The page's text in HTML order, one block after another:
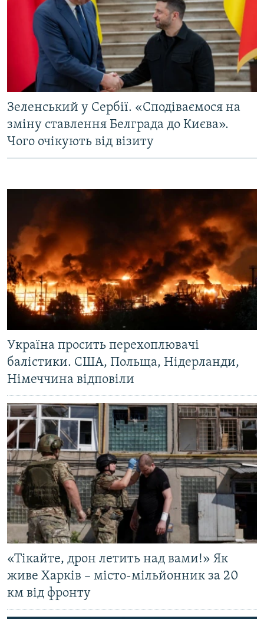
КРИМ РЕАЛІЇ
ДОЛУЧАЙСЯ!
Зеленський у Сербії. «Сподіваємося на
зміну ставлення Белграда до Києва».
Чого очікують від візиту
Україна просить перехоплювачі
балістики. США, Польща, Нідерланди,
Німеччина відповіли
«Тікайте, дрон летить над вами!» Як
живе Харків – місто-мільйонник за 20
км від фронту